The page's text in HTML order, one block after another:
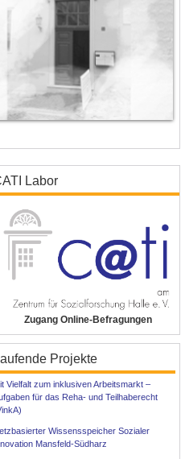
Labor
Zugang Online-Befragungen
Projekte
Vielfalt zum inklusiven Arbeitsmarkt –
für das Reha- und Teilhaberecht
Wissensspeicher Sozialer
Mansfeld-Südharz